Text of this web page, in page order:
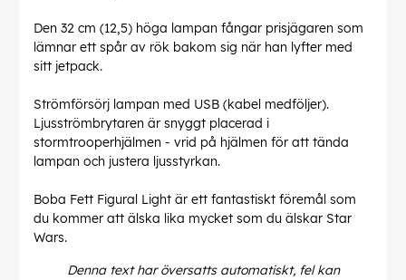
Den 32 cm (12,5) höga lampan fångar prisjägaren som
lämnar ett spår av rök bakom sig när han lyfter med
sitt jetpack.
Strömförsörj lampan med USB (kabel medföljer).
Ljusströmbrytaren är snyggt placerad i
stormtrooperhjälmen - vrid på hjälmen för att tända
lampan och justera ljusstyrkan.
Boba Fett Figural Light är ett fantastiskt föremål som
du kommer att älska lika mycket som du älskar Star
Wars.
Denna text har översatts automatiskt, fel kan